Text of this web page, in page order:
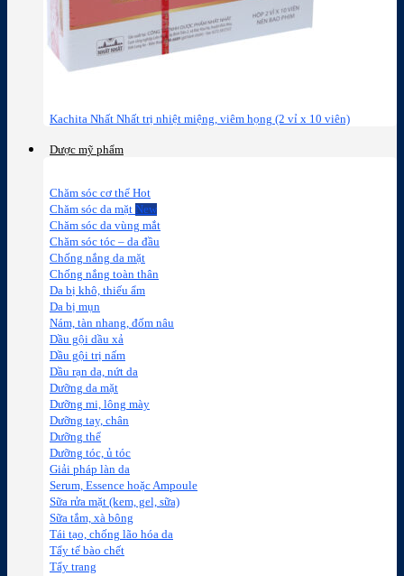
Kachita Nhất Nhất trị nhiệt miệng, viêm họng (2 vỉ x 10 viên)
Dược mỹ phẩm
Chăm sóc cơ thể
Chăm sóc da mặt
Chăm sóc da vùng mắt
Chăm sóc tóc – da đầu
Chống nắng da mặt
Chống nắng toàn thân
Da bị khô, thiếu ẩm
Da bị mụn
Nám, tàn nhang, đốm nâu
Dầu gội dầu xả
Dầu gội trị nấm
Dầu rạn da, nứt da
Dưỡng da mặt
Dưỡng mi, lông mày
Dưỡng tay, chân
Dưỡng thể
Dưỡng tóc, ủ tóc
Giải pháp làn da
Serum, Essence hoặc Ampoule
Sữa rửa mặt (kem, gel, sữa)
Sữa tắm, xà bông
Tái tạo, chống lão hóa da
Tẩy tế bào chết
Tẩy trang